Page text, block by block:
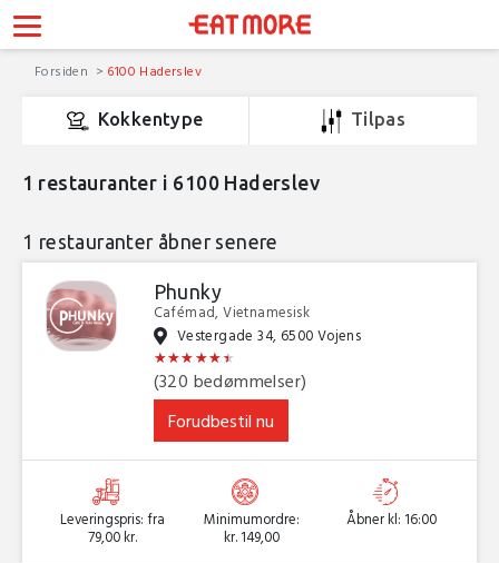
Forsiden 6100 Haderslev
Kokkentype Tilpas
1 restauranter i 6100 Haderslev
1 restauranter åbner senere
Phunky
Cafémad, Vietnamesisk
Vestergade 34, 6500 Vojens
★★★★★★
★★★★★★
(320 bedømmelser)
Forudbestil nu
Leveringspris: fra
79,00 kr.
Minimumordre:
kr. 149,00
Åbner kl: 16:00